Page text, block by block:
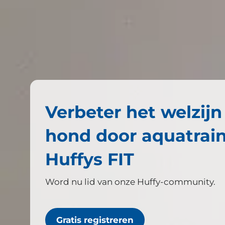
Verbeter het
hond door
Huffys FIT
Word nu lid van onze Huffy-community.
Gratis registreren